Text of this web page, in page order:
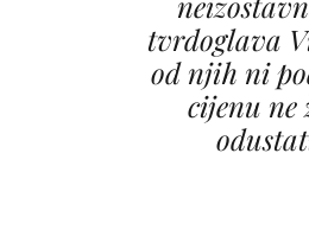
tvrdoglava
od njih ni
cijenu ne